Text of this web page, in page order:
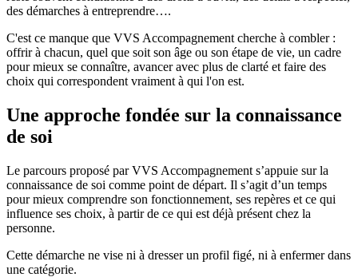
des démarches à entreprendre….
C'est ce manque que VVS Accompagnement cherche à combler :
offrir à chacun, quel que soit son âge ou son étape de vie, un cadre
pour mieux se connaître, avancer avec plus de clarté et faire des
choix qui correspondent vraiment à qui l'on est.
Une approche fondée sur la connaissance
de soi
Le parcours proposé par VVS Accompagnement s’appuie sur la
connaissance de soi comme point de départ. Il s’agit d’un temps
pour mieux comprendre son fonctionnement, ses repères et ce qui
influence ses choix, à partir de ce qui est déjà présent chez la
personne.
Cette démarche ne vise ni à dresser un profil figé, ni à enfermer dans
une catégorie.